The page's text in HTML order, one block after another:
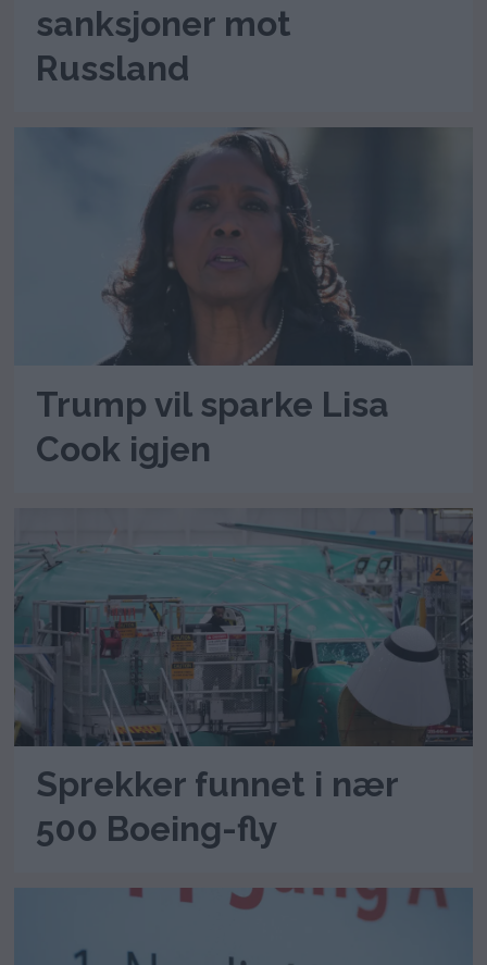
sanksjoner mot
Russland
Trump vil sparke Lisa
Cook igjen
Sprekker funnet i nær
500 Boeing-fly